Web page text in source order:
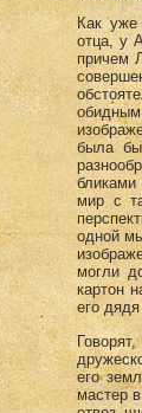
Как уже
отца, у
причем
была
бликами
мир с
одной
могли
картон
его
его
мастер